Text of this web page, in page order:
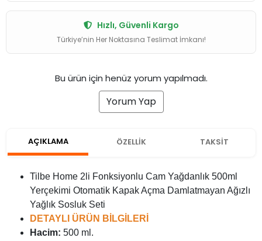
Hızlı, Güvenli Kargo
Türkiye’nin Her Noktasına Teslimat İmkanı!
Bu ürün için henüz yorum yapılmadı.
Yorum Yap
AÇIKLAMA ÖZELLİK TAKSİT
Tilbe Home 2li Fonksiyonlu Cam Yağdanlık 500ml
Yerçekimi Otomatik Kapak Açma Damlatmayan Ağızlı
Yağlık Sosluk Seti
DETAYLI ÜRÜN BİLGİLERİ
Hacim: 500 ml.